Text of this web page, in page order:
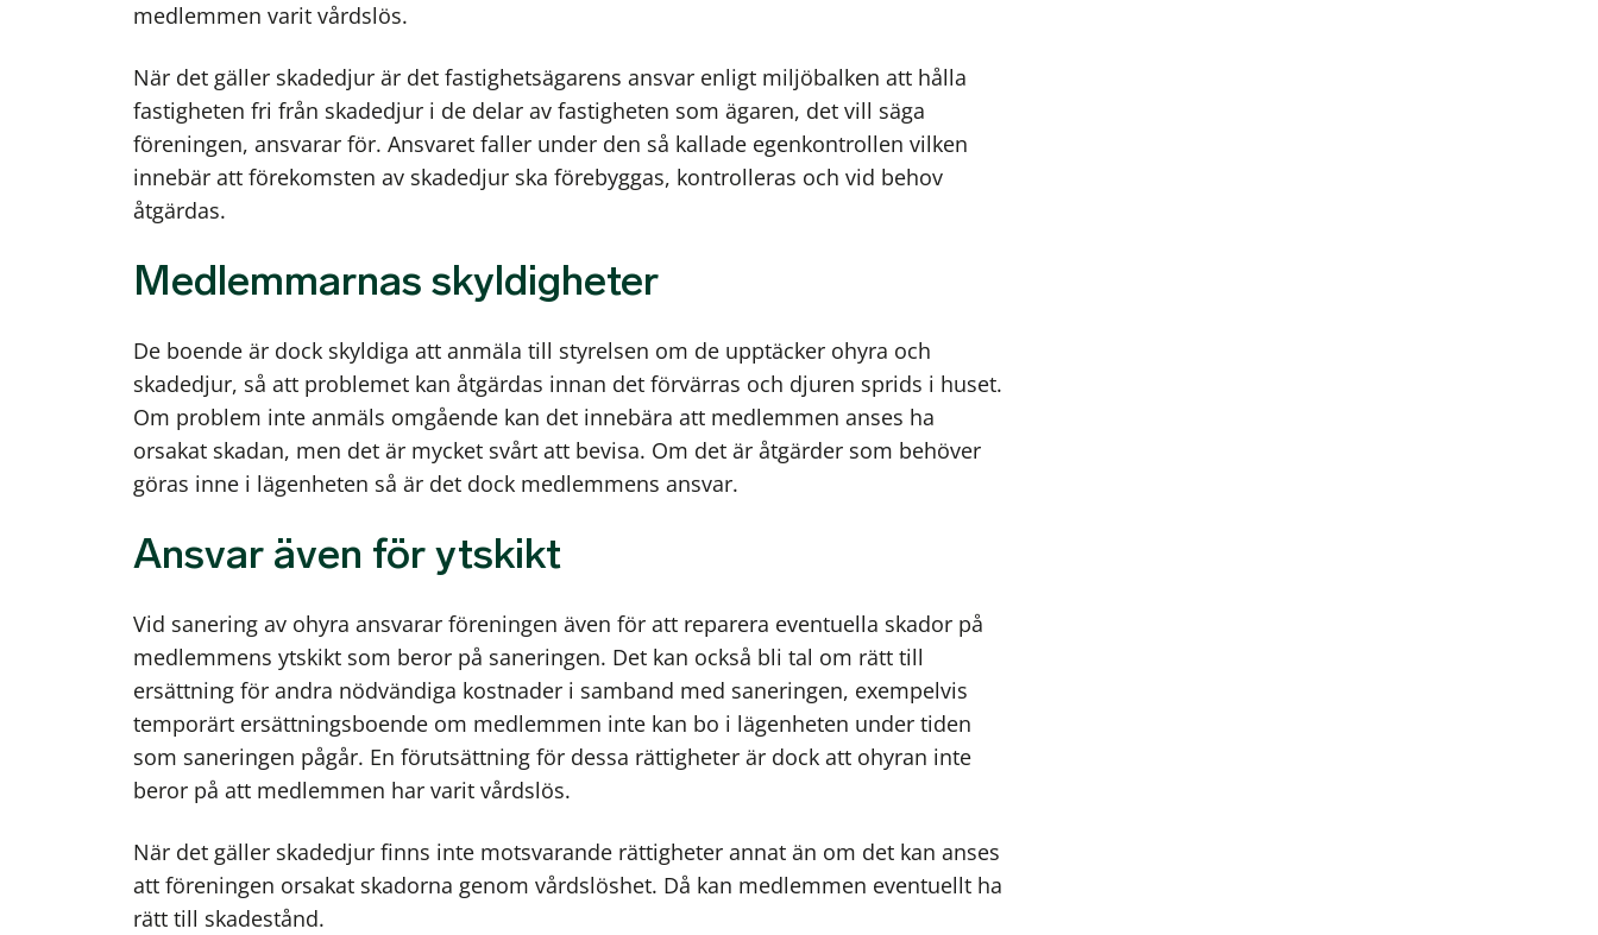
medlemmen varit vårdslös.
När det gäller skadedjur är det fastighetsägarens ansvar enligt miljöbalken att hålla
fastigheten fri från skadedjur i de delar av fastigheten som ägaren, det vill säga
föreningen, ansvarar för. Ansvaret faller under den så kallade egenkontrollen vilken
innebär att förekomsten av skadedjur ska förebyggas, kontrolleras och vid behov
åtgärdas.
Medlemmarnas skyldigheter
De boende är dock skyldiga att anmäla till styrelsen om de upptäcker ohyra och
skadedjur, så att problemet kan åtgärdas innan det förvärras och djuren sprids i huset.
Om problem inte anmäls omgående kan det innebära att medlemmen anses ha
orsakat skadan, men det är mycket svårt att bevisa. Om det är åtgärder som behöver
göras inne i lägenheten så är det dock medlemmens ansvar.
Ansvar även för ytskikt
Vid sanering av ohyra ansvarar föreningen även för att reparera eventuella skador på
medlemmens ytskikt som beror på saneringen. Det kan också bli tal om rätt till
ersättning för andra nödvändiga kostnader i samband med saneringen, exempelvis
temporärt ersättningsboende om medlemmen inte kan bo i lägenheten under tiden
som saneringen pågår. En förutsättning för dessa rättigheter är dock att ohyran inte
beror på att medlemmen har varit vårdslös.
När det gäller skadedjur finns inte motsvarande rättigheter annat än om det kan anses
att föreningen orsakat skadorna genom vårdslöshet. Då kan medlemmen eventuellt ha
rätt till skadestånd.